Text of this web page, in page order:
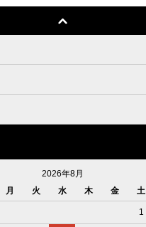
2026年8月
月 火 水 木 金 土
1